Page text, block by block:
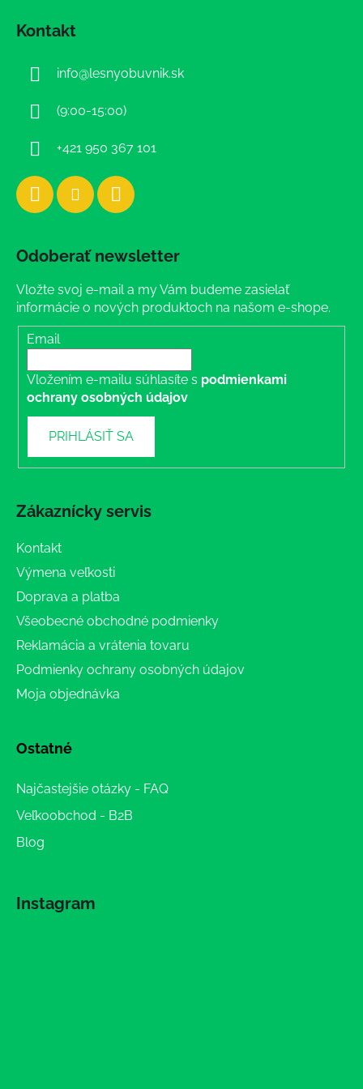
Kontakt
info@lesnyobuvnik.sk
(9:00-15:00)
+421 950 367 101
Odoberať newsletter
Vložte svoj e-mail a my Vám budeme zasielať
informácie o nových produktoch na našom e-shope.
Email
Vložením e-mailu súhlasíte s podmienkami
ochrany osobných údajov
PRIHLÁSIŤ SA
Zákaznícky servis
Kontakt
Výmena veľkosti
Doprava a platba
Všeobecné obchodné podmienky
Reklamácia a vrátenia tovaru
Podmienky ochrany osobných údajov
Moja objednávka
Ostatné
Najčastejšie otázky - FAQ
Veľkoobchod - B2B
Blog
Instagram